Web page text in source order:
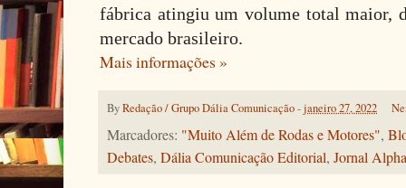
fábrica atingiu um volume total maior,
mercado brasileiro.
Mais informações »
ByRedação / Grupo Dália Comunicação-janeiro 27, 2022
Marcadores: "Muito Além de Rodas e Motores",
Debates, Dália Comunicação Editorial, Jornal